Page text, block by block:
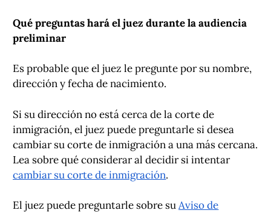
Qué preguntas hará el juez durante la audiencia
preliminar
Es probable que el juez le pregunte por su nombre,
dirección y fecha de nacimiento.
Si su dirección no está cerca de la corte de
inmigración, el juez puede preguntarle si desea
cambiar su corte de inmigración a una más cercana.
Lea sobre qué considerar al decidir si intentar
cambiar su corte de inmigración.
El juez puede preguntarle sobre suAviso de